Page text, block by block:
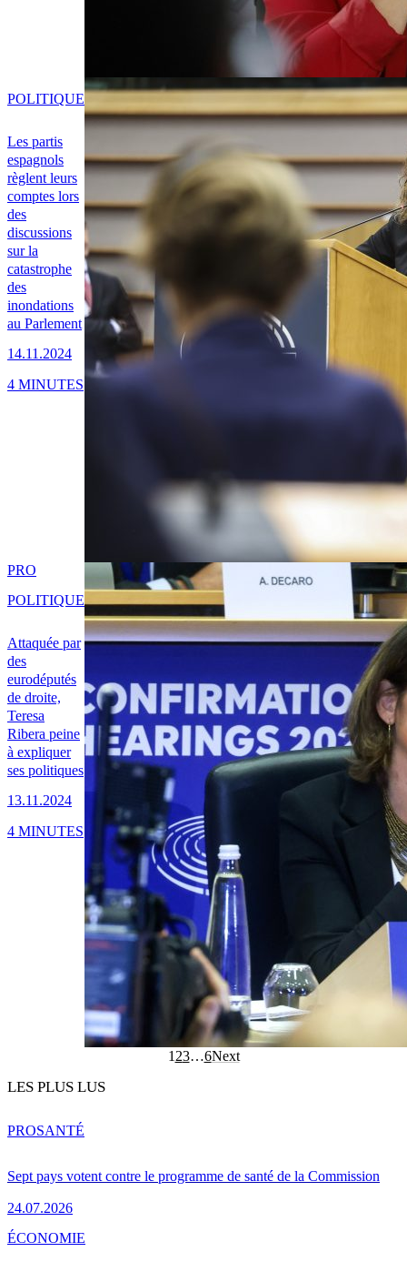
Les partis
espagnols
règlent leurs
comptes lors
des
discussions
sur la
catastrophe
des
inondations
au Parlement
14.11.2024
POLITIQUE
4 MINUTES
Attaquée par
des
eurodéputés
de droite,
Teresa
Ribera peine
à expliquer
ses politiques
13.11.2024
PRO
POLITIQUE
4 MINUTES
1 23…6Next
LES PLUS LUS
Sept pays votent contre le programme de santé de la Commission
24.07.2026
PROSANTÉ
ÉCONOMIE